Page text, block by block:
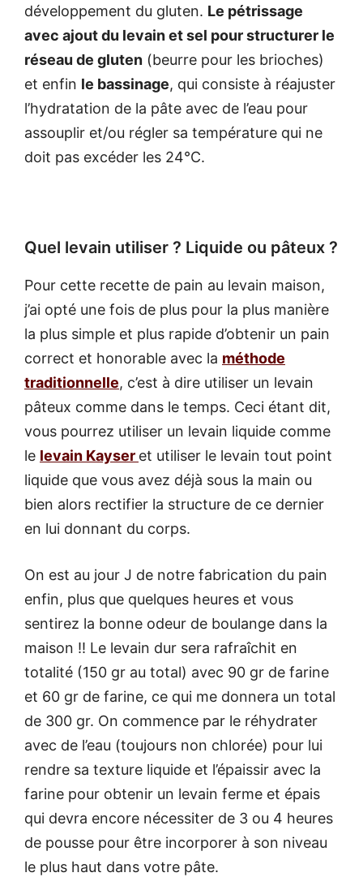
développement du gluten. Le pétrissage
avec ajout du levain et sel pour structurer le
réseau de gluten (beurre pour les brioches)
et enfin le bassinage, qui consiste à réajuster
l’hydratation de la pâte avec de l’eau pour
assouplir et/ou régler sa température qui ne
doit pas excéder les 24°C.
Quel levain utiliser ? Liquide ou pâteux ?
Pour cette recette de pain au levain maison,
j’ai opté une fois de plus pour la plus manière
la plus simple et plus rapide d’obtenir un pain
correct et honorable avec la méthode
traditionnelle, c’est à dire utiliser un levain
pâteux comme dans le temps. Ceci étant dit,
vous pourrez utiliser un levain liquide comme
le levain Kayser et utiliser le levain tout point
liquide que vous avez déjà sous la main ou
bien alors rectifier la structure de ce dernier
en lui donnant du corps.
On est au jour J de notre fabrication du pain
enfin, plus que quelques heures et vous
sentirez la bonne odeur de boulange dans la
maison !! Le levain dur sera rafraîchit en
totalité (150 gr au total) avec 90 gr de farine
et 60 gr de farine, ce qui me donnera un total
de 300 gr. On commence par le réhydrater
avec de l’eau (toujours non chlorée) pour lui
rendre sa texture liquide et l’épaissir avec la
farine pour obtenir un levain ferme et épais
qui devra encore nécessiter de 3 ou 4 heures
de pousse pour être incorporer à son niveau
le plus haut dans votre pâte.